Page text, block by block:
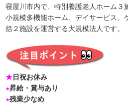
寝屋川市内で、特別養護老人ホーム３
小規模多機能ホーム、デイサービス、
括２施設を運営する大規模法人です。
★日祝お休み
★昇給・賞与あり
★残業少なめ